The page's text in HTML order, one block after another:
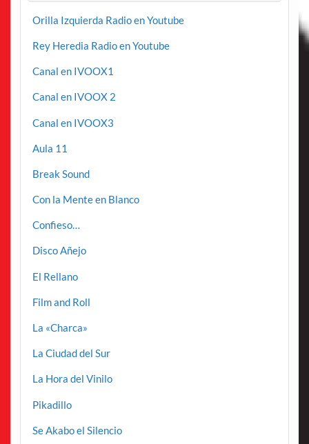
Orilla Izquierda Radio en Youtube
Rey Heredia Radio en Youtube
Canal en IVOOX1
Canal en IVOOX 2
Canal en IVOOX3
Aula 11
Break Sound
Con la Mente en Blanco
Confieso…
Disco Añejo
El Rellano
Film and Roll
La «Charca»
La Ciudad del Sur
La Hora del Vinilo
Pikadillo
Se Akabo el Silencio